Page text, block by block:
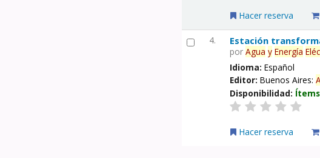
Hacer reserva
4. Estación
porAgua y Energía
Idioma:Español
Editor:Buenos Aires:
Disponibilidad:
Hacer reserva